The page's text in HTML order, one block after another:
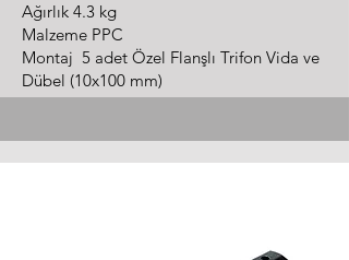
Ağırlık 4.3 kg
Malzeme PPC
Montaj 5 adet Özel Flanşlı Trifon Vida ve
Dübel (10x100 mm)